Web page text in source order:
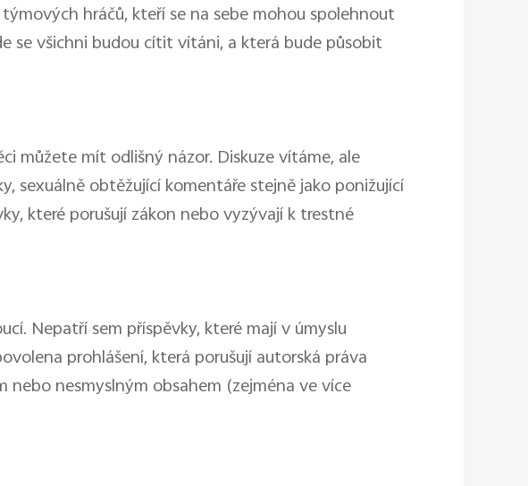
hráčů, kteří se na sebe mohou spolehnout
se všichni budou cítit vítáni, a která bude působit
můžete mít odlišný názor. Diskuze vítáme, ale
sexuálně obtěžující komentáře stejně jako ponižující
které porušují zákon nebo vyzývají k trestné
Nepatří sem příspěvky, které mají v úmyslu
prohlášení, která porušují autorská práva
nesmyslným obsahem (zejména ve více